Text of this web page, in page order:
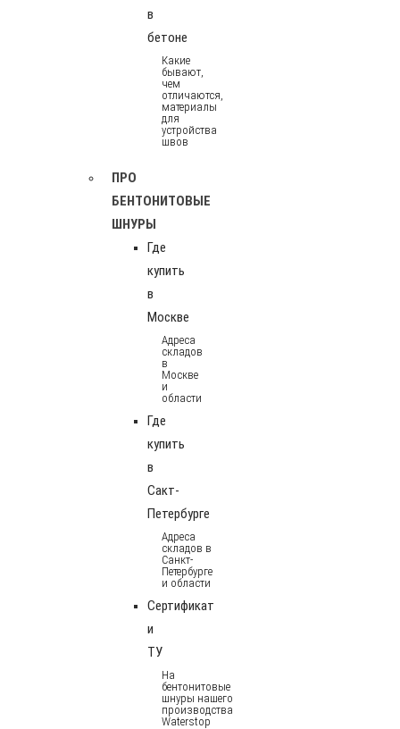
в
бетоне
Какие
бывают,
чем
отличаются,
материалы
для
устройства
швов
ПРО
БЕНТОНИТОВЫЕ
ШНУРЫ
Где
купить
в
Москве
Адреса
складов
в
Москве
и
области
Где
купить
в
Сакт-
Петербурге
Адреса
складов в
Санкт-
Петербурге
и области
Сертификат
и
ТУ
На
бентонитовые
шнуры нашего
производства
Waterstop